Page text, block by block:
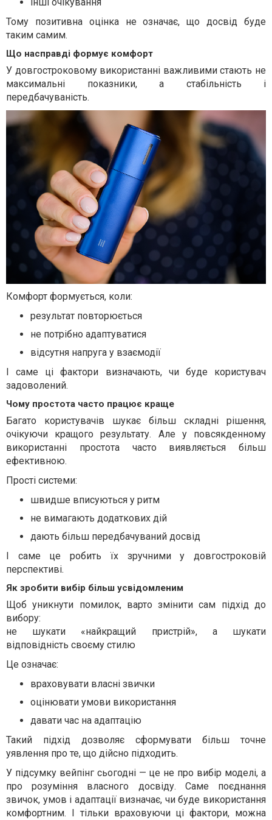
Тому позитивна оцінка не означає, що досвід буде
таким самим.
Що насправді формує комфорт
У довгостроковому використанні важливими стають не
максимальні показники, а стабільність і
передбачуваність.
Комфорт формується, коли:
результат повторюється
не потрібно адаптуватися
відсутня напруга у взаємодії
І саме ці фактори визначають, чи буде користувач
задоволений.
Чому простота часто працює краще
Багато користувачів шукає більш складні рішення,
очікуючи кращого результату. Але у повсякденному
використанні простота часто виявляється більш
ефективною.
Прості системи:
швидше вписуються у ритм
не вимагають додаткових дій
дають більш передбачуваний досвід
І саме це робить їх зручними у довгостроковій
перспективі.
Як зробити вибір більш усвідомленим
Щоб уникнути помилок, варто змінити сам підхід до
вибору:
не шукати «найкращий пристрій», а шукати
відповідність своєму стилю
Це означає:
враховувати власні звички
оцінювати умови використання
давати час на адаптацію
Такий підхід дозволяє сформувати більш точне
уявлення про те, що дійсно підходить.
У підсумку вейпінг сьогодні — це не про вибір моделі, а
про розуміння власного досвіду. Саме поєднання
звичок, умов і адаптації визначає, чи буде використання
комфортним. І тільки враховуючи ці фактори, можна